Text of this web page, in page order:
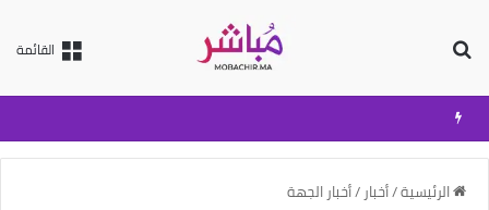
القائمة
الرئيسية/أخبار /أخبار الجهة